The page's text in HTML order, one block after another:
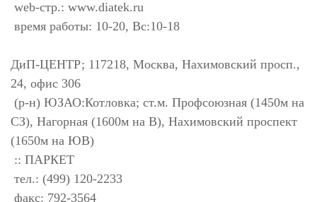
web-стр.: www.diatek.ru
время работы: 10-20, Вс:10-18
ДиП-ЦЕНТР; 117218, Москва, Нахимовский просп.,
24, офис 306
(р-н) ЮЗАО:Котловка; ст.м. Профсоюзная (1450м на
СЗ), Нагорная (1600м на В), Нахимовский проспект
(1650м на ЮВ)
:: ПАРКЕТ
тел.: (499) 120-2233
факс: 792-3564